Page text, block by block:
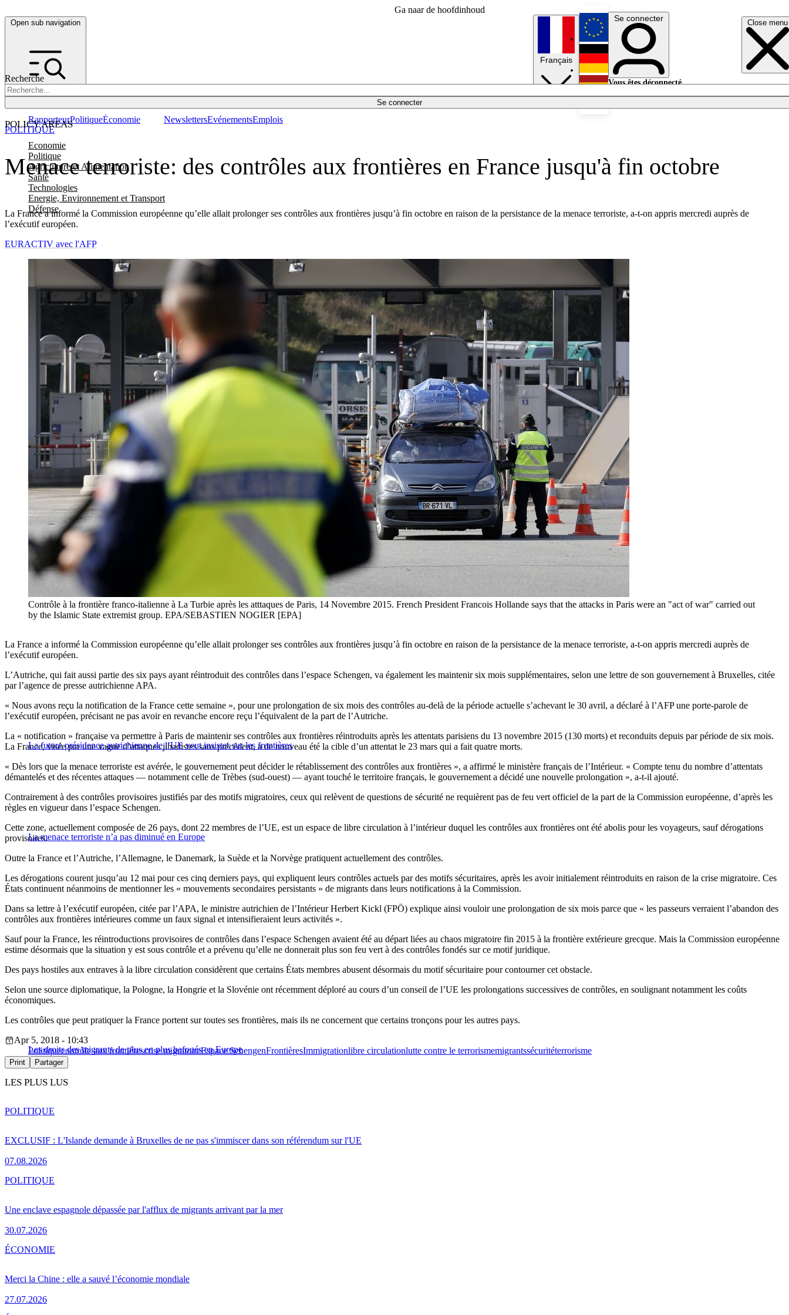
Ga naar de hoofdinhoud
Open sub navigation Close menu
Recherche
Se connecter
POLICY AREAS
Economie
Politique
Agriculture et Alimentation
Santé
Technologies
Energie, Environnement et Transport
Défense
RapporteurPolitiqueÉconomie NewslettersEvénementsEmplois
Français
English
Deutsch
Se connecter
Vous êtes déconnecté.
Menace terroriste: des contrôles aux frontières en France jusqu'à fin octobre
La France a informé la Commission européenne qu’elle allait prolonger ses contrôles aux frontières jusqu’à fin octobre en raison de la persistance de la menace terroriste, a-t-on appris mercredi auprès de
l’exécutif européen.
POLITIQUE
EURACTIV avec l'AFP
Contrôle à la frontière franco-italienne à La Turbie après les atttaques de Paris, 14 Novembre 2015. French President Francois Hollande says that the attacks in Paris were an "act of war" carried out
by the Islamic State extremist group. EPA/SEBASTIEN NOGIER [EPA]
La France a informé la Commission européenne qu’elle allait prolonger ses contrôles aux frontières jusqu’à fin octobre en raison de la persistance de la menace terroriste, a-t-on appris mercredi auprès de
l’exécutif européen.
L’Autriche, qui fait aussi partie des six pays ayant réintroduit des contrôles dans l’espace Schengen, va également les maintenir six mois supplémentaires, selon une lettre de son gouvernement à Bruxelles, citée
par l’agence de presse autrichienne APA.
« Nous avons reçu la notification de la France cette semaine », pour une prolongation de six mois des contrôles au-delà de la période actuelle s’achevant le 30 avril, a déclaré à l’AFP une porte-parole de
l’exécutif européen, précisant ne pas avoir en revanche encore reçu l’équivalent de la part de l’Autriche.
La future présidence autrichienne de l’UE veut insister sur les frontières
La « notification » française va permettre à Paris de maintenir ses contrôles aux frontières réintroduits après les attentats parisiens du 13 novembre 2015 (130 morts) et reconduits depuis par période de six mois.
La France, visée par une vague d’attaques jihadistes sans précédent, a de nouveau été la cible d’un attentat le 23 mars qui a fait quatre morts.
« Dès lors que la menace terroriste est avérée, le gouvernement peut décider le rétablissement des contrôles aux frontières », a affirmé le ministère français de l’Intérieur. « Compte tenu du nombre d’attentats
démantelés et des récentes attaques — notamment celle de Trèbes (sud-ouest) — ayant touché le territoire français, le gouvernement a décidé une nouvelle prolongation », a-t-il ajouté.
Contrairement à des contrôles provisoires justifiés par des motifs migratoires, ceux qui relèvent de questions de sécurité ne requièrent pas de feu vert officiel de la part de la Commission européenne, d’après les
règles en vigueur dans l’espace Schengen.
La menace terroriste n’a pas diminué en Europe
Cette zone, actuellement composée de 26 pays, dont 22 membres de l’UE, est un espace de libre circulation à l’intérieur duquel les contrôles aux frontières ont été abolis pour les voyageurs, sauf dérogations
provisoires.
Outre la France et l’Autriche, l’Allemagne, le Danemark, la Suède et la Norvège pratiquent actuellement des contrôles.
Les dérogations courent jusqu’au 12 mai pour ces cinq derniers pays, qui expliquent leurs contrôles actuels par des motifs sécuritaires, après les avoir initialement réintroduits en raison de la crise migratoire. Ces
États continuent néanmoins de mentionner les « mouvements secondaires persistants » de migrants dans leurs notifications à la Commission.
Dans sa lettre à l’exécutif européen, citée par l’APA, le ministre autrichien de l’Intérieur Herbert Kickl (FPÖ) explique ainsi vouloir une prolongation de six mois parce que « les passeurs verraient l’abandon des
contrôles aux frontières intérieures comme un faux signal et intensifieraient leurs activités ».
Sauf pour la France, les réintroductions provisoires de contrôles dans l’espace Schengen avaient été au départ liées au chaos migratoire fin 2015 à la frontière extérieure grecque. Mais la Commission européenne
estime désormais que la situation y est sous contrôle et a prévenu qu’elle ne donnerait plus son feu vert à des contrôles fondés sur ce motif juridique.
Des pays hostiles aux entraves à la libre circulation considèrent que certains États membres abusent désormais du motif sécuritaire pour contourner cet obstacle.
Selon une source diplomatique, la Pologne, la Hongrie et la Slovénie ont récemment déploré au cours d’un conseil de l’UE les prolongations successives de contrôles, en soulignant notamment les coûts
économiques.
Les contrôles que peut pratiquer la France portent sur toutes ses frontières, mais ils ne concernent que certains tronçons pour les autres pays.
Les droits des migrants de plus en plus bafoués en Europe
Apr 5, 2018 - 10:43
Politiquecontrôle aux frontièrescrise migratoireEspace SchengenFrontièresImmigrationlibre circulationlutte contre le terrorismemigrantssécuritéterrorisme
Print Partager
LES PLUS LUS
EXCLUSIF : L'Islande demande à Bruxelles de ne pas s'immiscer dans son référendum sur l'UE
07.08.2026
POLITIQUE
Une enclave espagnole dépassée par l'afflux de migrants arrivant par la mer
30.07.2026
POLITIQUE
Merci la Chine : elle a sauvé l’économie mondiale
27.07.2026
ÉCONOMIE